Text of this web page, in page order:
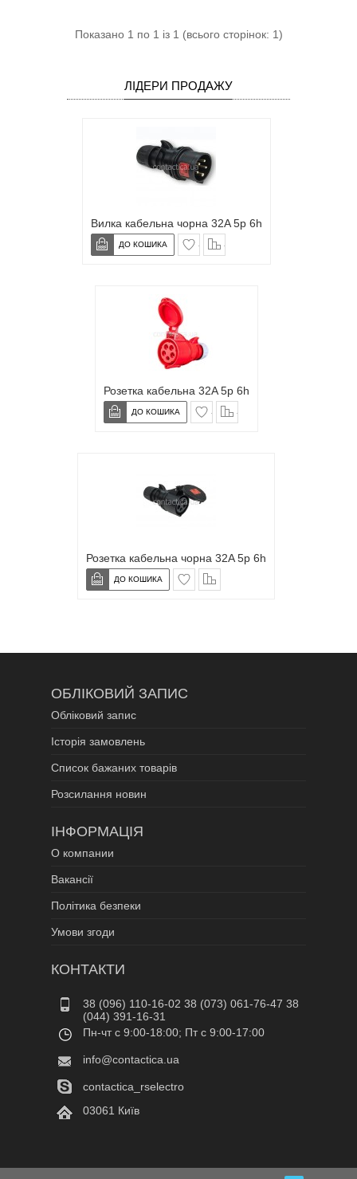
Показано 1 по 1 із 1 (всього сторінок: 1)
ЛІДЕРИ ПРОДАЖУ
Вилка кабельна чорна 32A 5p 6h
в закладки
Розетка кабельна 32A 5p 6h
в закладки
Розетка кабельна чорна 32A 5p 6h
в закладки
ОБЛІКОВИЙ ЗАПИС
Обліковий запис
Історія замовлень
Список бажаних товарів
Розсилання новин
ІНФОРМАЦІЯ
О компании
Вакансії
Політика безпеки
Умови згоди
КОНТАКТИ
38 (096) 110-16-02 38 (073) 061-76-47 38
(044) 391-16-31
Пн-чт c 9:00-18:00; Пт c 9:00-17:00
info@contactica.ua
contactica_rselectro
03061 Київ